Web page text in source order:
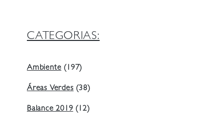
CATEGORIAS:
Ambiente(197)
Áreas Verdes(38)
Balance 2019(12)